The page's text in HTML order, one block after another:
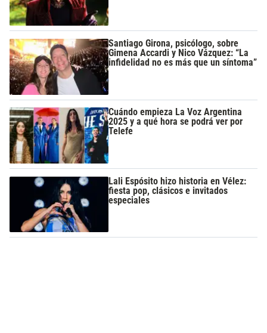
Santiago Girona, psicólogo, sobre
Gimena Accardi y Nico Vázquez: “La
infidelidad no es más que un síntoma”
Cuándo empieza La Voz Argentina
2025 y a qué hora se podrá ver por
Telefe
Lali Espósito hizo historia en Vélez:
fiesta pop, clásicos e invitados
especiales